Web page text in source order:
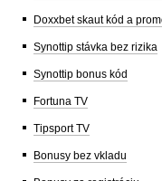
Doxxbet skaut kód a
Synottip stávka bez rizika
Synottip bonus kód
Fortuna TV
Tipsport TV
Bonusy bez vkladu